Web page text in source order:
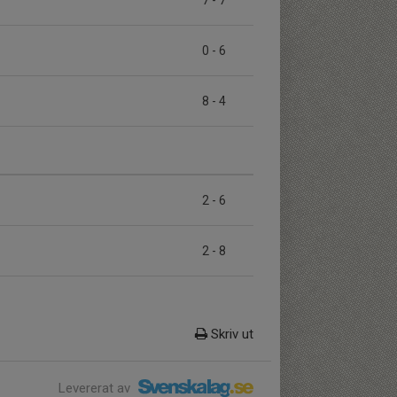
0 - 6
8 - 4
2 - 6
2 - 8
Skriv ut
Levererat av